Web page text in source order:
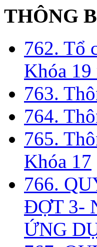
THÔNG
762. Tổ
Khóa 19
763.
764.
765.
Khóa 17
766.
ĐỢT 3-
ỨNG